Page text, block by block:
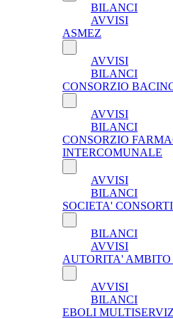
BILANCI
AVVISI
ASMEZ
AVVISI
BILANCI
CONSORZIO
AVVISI
BILANCI
CONSORZIO
INTERCOMUNALE
AVVISI
BILANCI
SOCIETA'
BILANCI
AVVISI
AUTORITA' AMBITO
AVVISI
BILANCI
EBOLI